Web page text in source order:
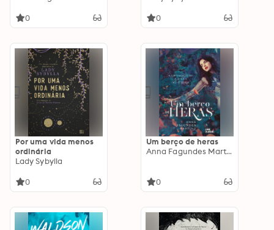
0 0
Por uma vida menos
ordinária
Lady Sybylla
0
Um berço de heras
Anna Fagundes Martino
0